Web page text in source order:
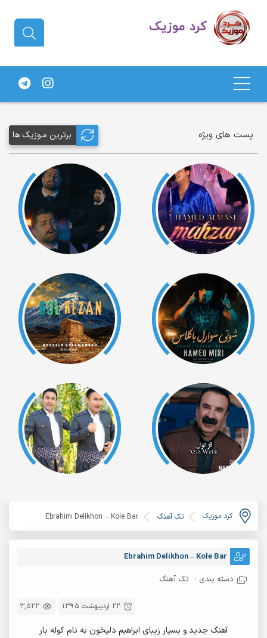
های کردی
پست های ویژه برترین مـوزیک ها
کرد موزیک تک آهنگ Ebrahim Delikhon – Kole Bar
Ebrahim Delikhon – Kole Bar
دسته بندی : تک آهنگ
3,522 22 اردیبهشت 1395
آهنگ جدید و بسیار زیبای ابراهیم دلیخون به نام کوله بار